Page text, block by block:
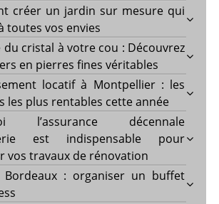
créer un jardin sur mesure qui
toutes vos envies
du cristal à votre cou : Découvrez
en pierres fines véritables
locatif à Montpellier : les
les plus rentables cette année
l’assurance décennale
est indispensable pour
vos travaux de rénovation
Bordeaux : organiser un buffet